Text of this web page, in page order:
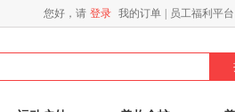
您好，请 登录 我的订单 员工福利平台